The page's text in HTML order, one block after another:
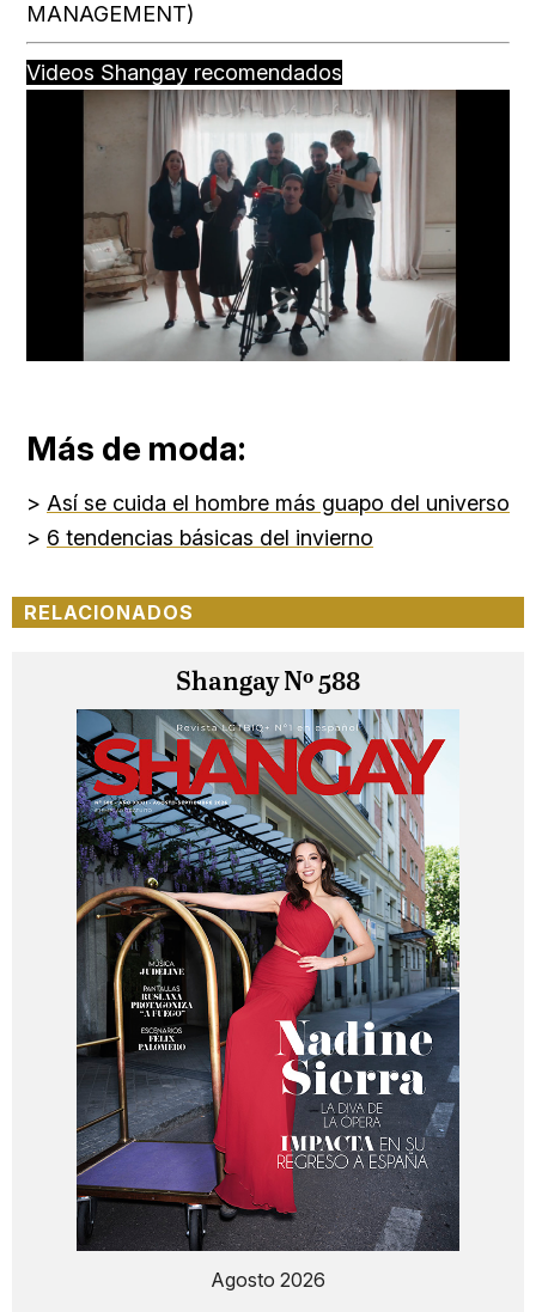
MANAGEMENT)
Videos Shangay recomendados
Loaded
66.12%
Más de moda:
> Así se cuida el hombre más guapo del universo
> 6 tendencias básicas del invierno
RELACIONADOS
Shangay Nº 588
Agosto 2026